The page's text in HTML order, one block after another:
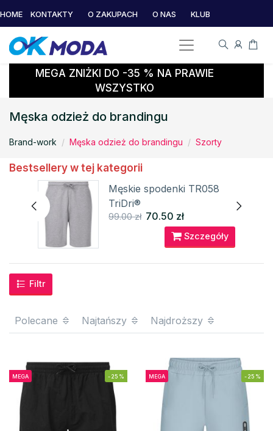
HOME KONTAKTY O ZAKUPACH O NAS KLUB
MEGA ZNIŻKI DO -35 % NA PRAWIE
WSZYSTKO
Męska odzież do brandingu
Brand-work Męska odzież do brandingu Szorty
Bestsellery w tej kategorii
Męskie spodenki TR058
TriDri®
99.00 zł 70.50 zł
Szczegóły
Filtr
Polecane Najtańszy Najdroższy
MEGA -25% MEGA -25%